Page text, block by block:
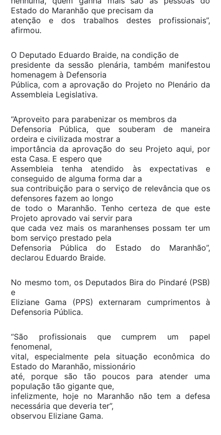
Estado do Maranhão que precisam da
atenção e dos trabalhos destes profissionais”,
afirmou.
O Deputado Eduardo Braide, na condição de
presidente da sessão plenária, também manifestou
homenagem à Defensoria
Pública, com a aprovação do Projeto no Plenário da
Assembleia Legislativa.
“Aproveito para parabenizar os membros da
Defensoria Pública, que souberam de maneira
ordeira e civilizada mostrar a
importância da aprovação do seu Projeto aqui, por
esta Casa. E espero que
Assembleia tenha atendido às expectativas e
conseguido de alguma forma dar a
sua contribuição para o serviço de relevância que os
defensores fazem ao longo
de todo o Maranhão. Tenho certeza de que este
Projeto aprovado vai servir para
que cada vez mais os maranhenses possam ter um
bom serviço prestado pela
Defensoria Pública do Estado do Maranhão”,
declarou Eduardo Braide.
No mesmo tom, os Deputados Bira do Pindaré (PSB)
e
Eliziane Gama (PPS) externaram cumprimentos à
Defensoria Pública.
“São profissionais que cumprem um papel
fenomenal,
vital, especialmente pela situação econômica do
Estado do Maranhão, missionário
até, porque são tão poucos para atender uma
população tão gigante que,
infelizmente, hoje no Maranhão não tem a defesa
necessária que deveria ter”,
observou Eliziane Gama.